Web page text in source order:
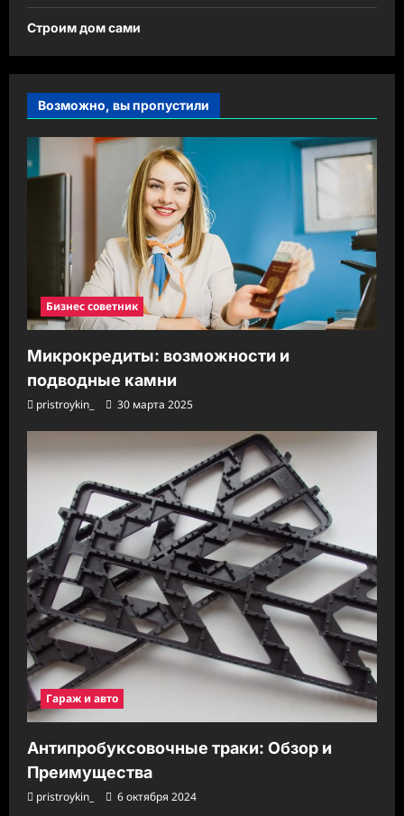
Строим дом сами
Возможно, вы пропустили
Бизнес советник
Микрокредиты: возможности и
подводные камни
pristroykin_ 30 марта 2025
Гараж и авто
Антипробуксовочные траки: Обзор и
Преимущества
pristroykin_ 6 октября 2024